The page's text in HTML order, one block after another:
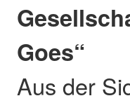
Goes“
Aus der